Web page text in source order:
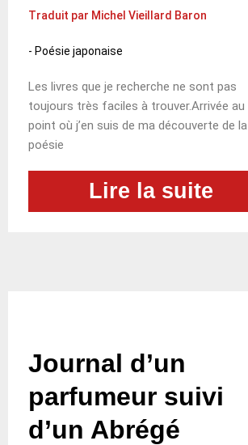
Traduit par Michel Vieillard Baron
- Poésie japonaise
Les livres que je recherche ne sont pas
toujours très faciles à trouver.Arrivée au
point où j’en suis de ma découverte de la
poésie
Lire la suite
Journal d’un
parfumeur suivi
d’un Abrégé